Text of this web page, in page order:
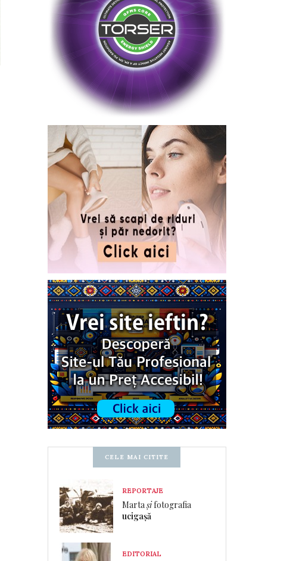
CELE MAI CITITE
REPORTAJE
Martașifotografia
ucigașă
EDITORIAL